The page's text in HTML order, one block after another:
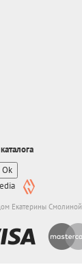
Ok
Екатерины Смолиной